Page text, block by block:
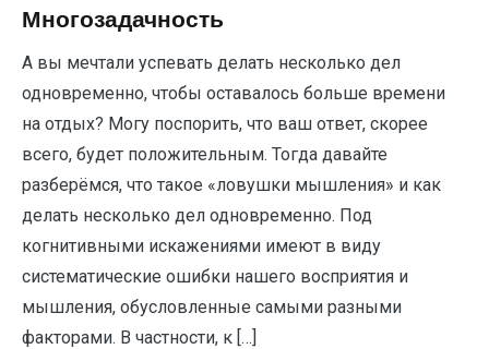
Многозадачность
А вы мечтали успевать делать несколько дел
одновременно, чтобы оставалось больше времени
на отдых? Могу поспорить, что ваш ответ, скорее
всего, будет положительным. Тогда давайте
разберёмся, что такое «ловушки мышления» и как
делать несколько дел одновременно. Под
когнитивными искажениями имеют в виду
систематические ошибки нашего восприятия и
мышления, обусловленные самыми разными
факторами. В частности, к […]